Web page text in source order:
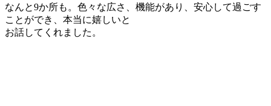
なんと9か所も。色々な広さ、機能があり、安心して過ごす
ことができ、本当に嬉しいと
お話してくれました。